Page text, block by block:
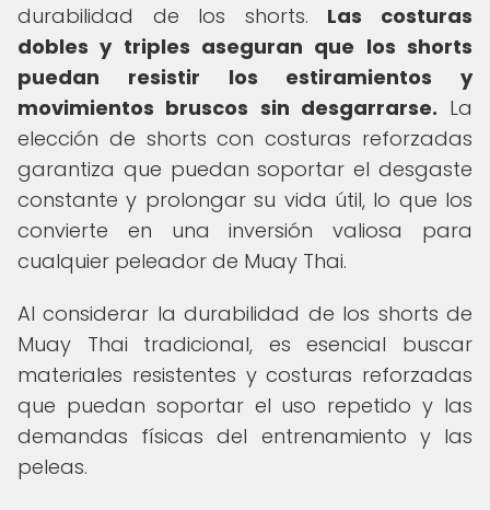
durabilidad de los shorts. Las costuras
dobles y triples aseguran que los shorts
puedan resistir los estiramientos y
movimientos bruscos sin desgarrarse. La
elección de shorts con costuras reforzadas
garantiza que puedan soportar el desgaste
constante y prolongar su vida útil, lo que los
convierte en una inversión valiosa para
cualquier peleador de Muay Thai.
Al considerar la durabilidad de los shorts de
Muay Thai tradicional, es esencial buscar
materiales resistentes y costuras reforzadas
que puedan soportar el uso repetido y las
demandas físicas del entrenamiento y las
peleas.